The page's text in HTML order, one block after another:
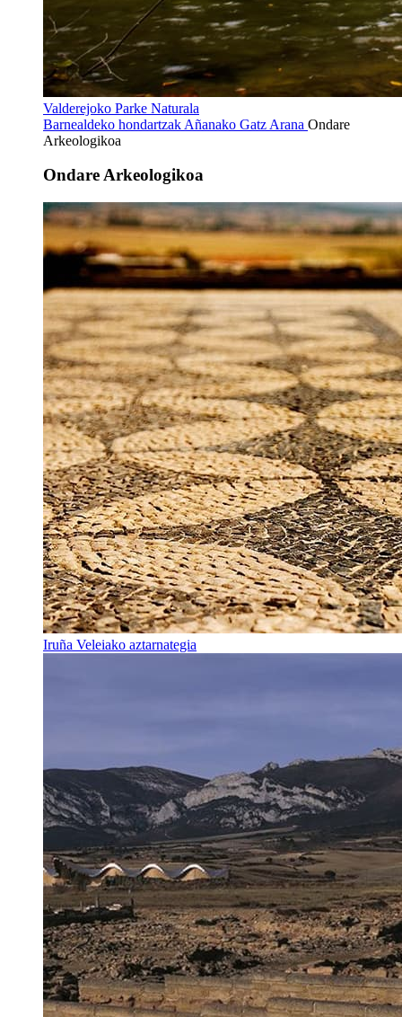
Valderejoko Parke Naturala
Barnealdeko hondartzak Añanako Gatz Arana Ondare
Arkeologikoa
Ondare Arkeologikoa
Iruña Veleiako aztarnategia